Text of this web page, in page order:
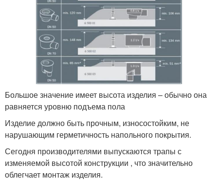
Большое значение имеет высота изделия – обычно она
равняется уровню подъема пола
Изделие должно быть прочным, износостойким, не
нарушающим герметичность напольного покрытия.
Сегодня производителями выпускаются трапы с
изменяемой высотой конструкции , что значительно
облегчает монтаж изделия.